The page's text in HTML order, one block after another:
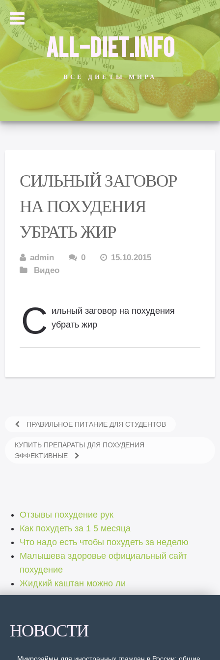
ALL-DIET.INFO
ВСЕ ДИЕТЫ МИРА
СИЛЬНЫЙ ЗАГОВОР
НА ПОХУДЕНИЯ
УБРАТЬ ЖИР
admin 0
15.10.2015
Видео
С ильный заговор на похудения
убрать жир
ПРАВИЛЬНОЕ ПИТАНИЕ ДЛЯ СТУДЕНТОВ
КУПИТЬ ПРЕПАРАТЫ ДЛЯ ПОХУДЕНИЯ
ЭФФЕКТИВНЫЕ
Отзывы похудение рук
Как похудеть за 1 5 месяца
Что надо есть чтобы похудеть за неделю
Малышева здоровье официальный сайт
похудение
Жидкий каштан можно ли
НОВОСТИ